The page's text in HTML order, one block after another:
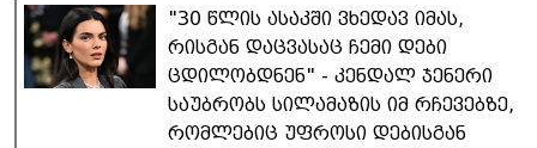
"30 წლის ასაკში ვხედავ იმას,
რისგან დაცვასაც ჩემი დები
ცდილობდნენ" - კენდალ ჯენერი
საუბრობს სილამაზის იმ რჩევებზე,
რომლებიც უფროსი დებისგან